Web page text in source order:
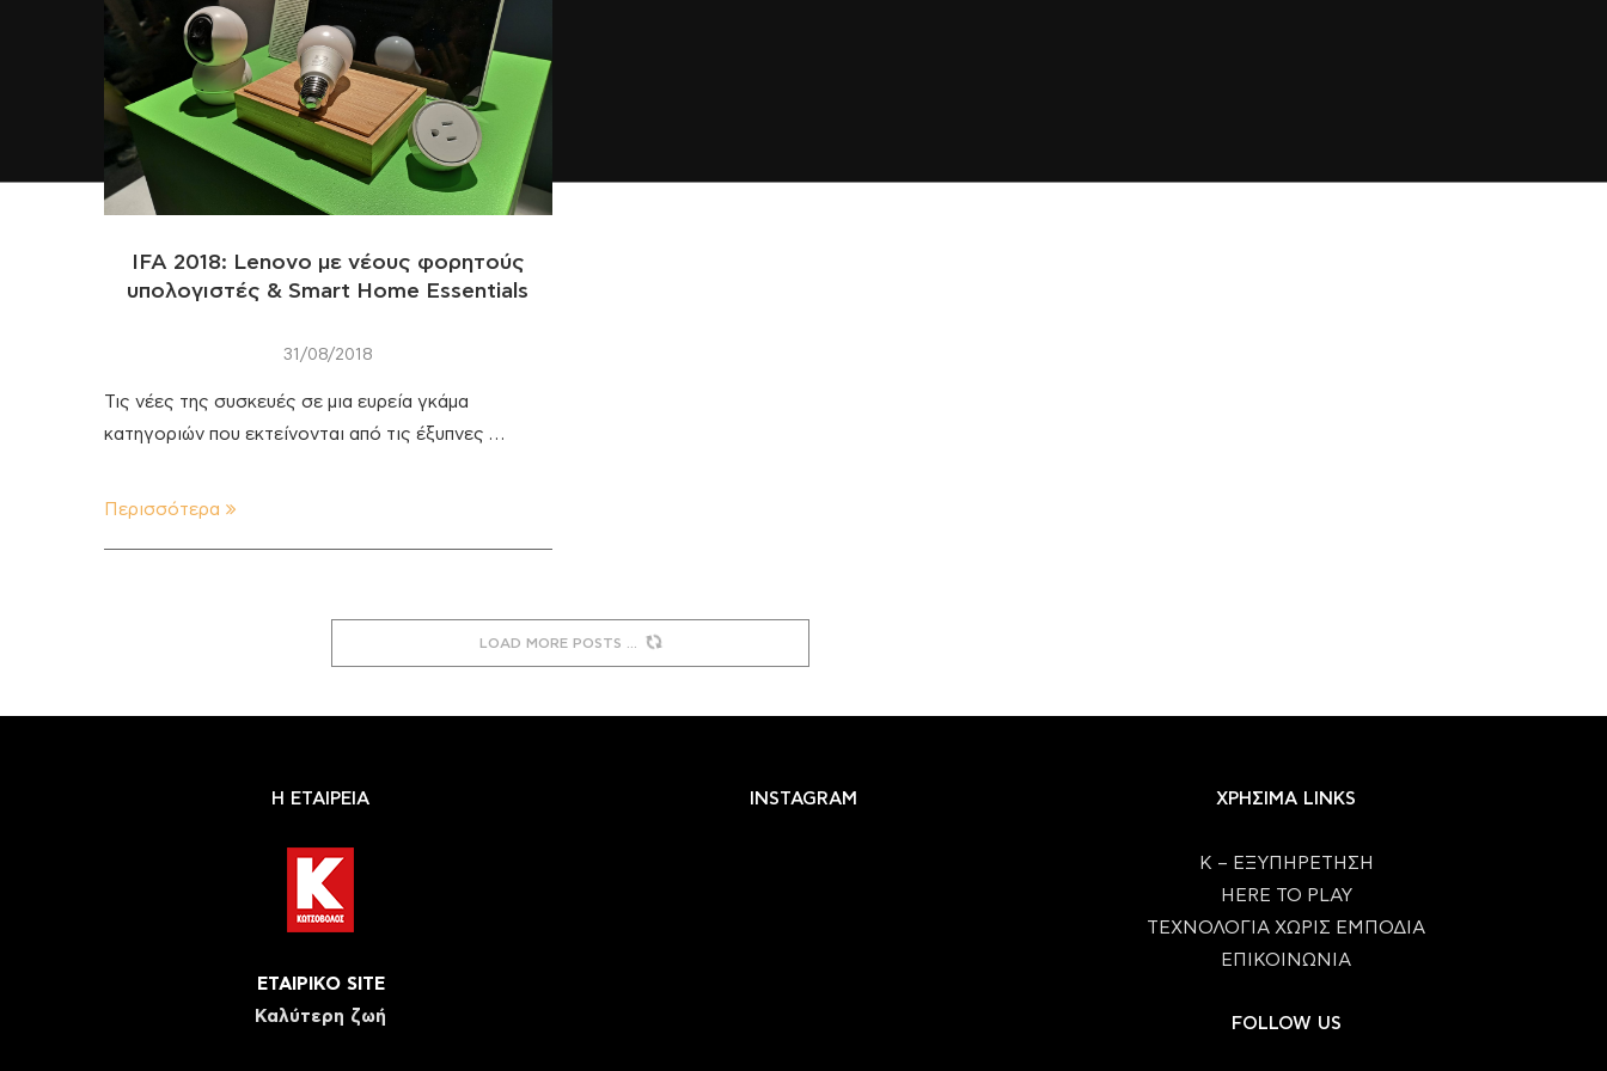
IFA 2018: Lenovo με νέους φορητούς
υπολογιστές & Smart Home Essentials
31/08/2018
Τις νέες της συσκευές σε μια ευρεία γκάμα
κατηγοριών που εκτείνονται από τις έξυπνες …
Περισσότερα
LOAD MORE POSTS
Η ΕΤΑΙΡΕΙΑ
ΕΤΑΙΡΙΚΟ SITE
Καλύτερη ζωή
INSTAGRAM ΧΡΗΣΙΜΑ LINKS
Κ – ΕΞΥΠΗΡΕΤΗΣΗ
HERE TO PLAY
ΤΕΧΝΟΛΟΓΙΑ ΧΩΡΙΣ ΕΜΠΟΔΙΑ
ΕΠΙΚΟΙΝΩΝΙΑ
FOLLOW US